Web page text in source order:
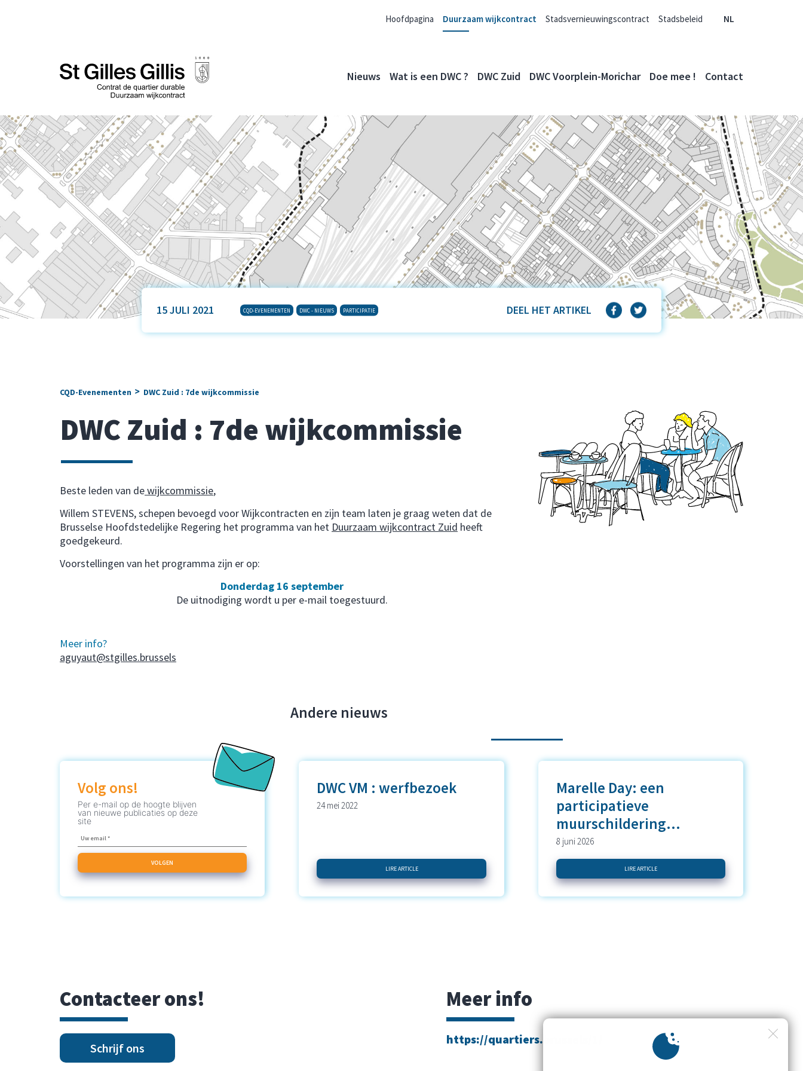
Hoofdpagina Duurzaam wijkcontract Stadsvernieuwingscontract Stadsbeleid NL
Nieuws Wat is een DWC ? DWC Zuid DWC Voorplein-Morichar Doe mee ! Contact
15 JULI 2021 CQD-EVENEMENTEN DWC - NIEUWS PARTICIPATIE DEEL HET ARTIKEL
CQD-Evenementen > DWC Zuid : 7de wijkcommissie
DWC Zuid : 7de wijkcommissie
Beste leden van dewijkcommissie,
Willem STEVENS, schepen bevoegd voor Wijkcontracten en zijn team laten je graag weten dat de
Brusselse Hoofdstedelijke Regering het programma van het Duurzaam wijkcontract Zuid heeft
goedgekeurd.
Voorstellingen van het programma zijn er op:
Donderdag 16 september
De uitnodiging wordt u per e-mail toegestuurd.
Meer info?
aguyaut@stgilles.brussels
Andere nieuws
Volg ons!
Per e-mail op de hoogte blijven
van nieuwe publicaties op deze
site
DWC VM : werfbezoek
24 mei 2022
LIRE ARTICLE
Marelle Day: een
participatieve
muurschildering...
8 juni 2026
LIRE ARTICLE
Contacteer ons!
Schrijf ons
Meer info
https://quartiers.brussels/1/